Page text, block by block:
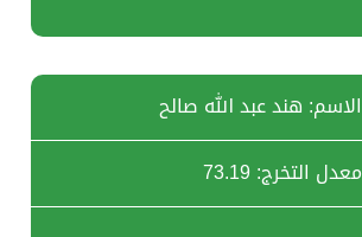
الاسم: هند عبد الله صالح
معدل التخرج: 73.19